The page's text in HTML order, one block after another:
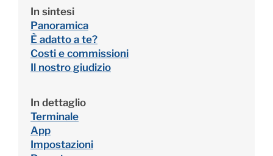
In sintesi
Panoramica
È adatto a te?
Costi e commissioni
Il nostro giudizio
In dettaglio
Terminale
App
Impostazioni